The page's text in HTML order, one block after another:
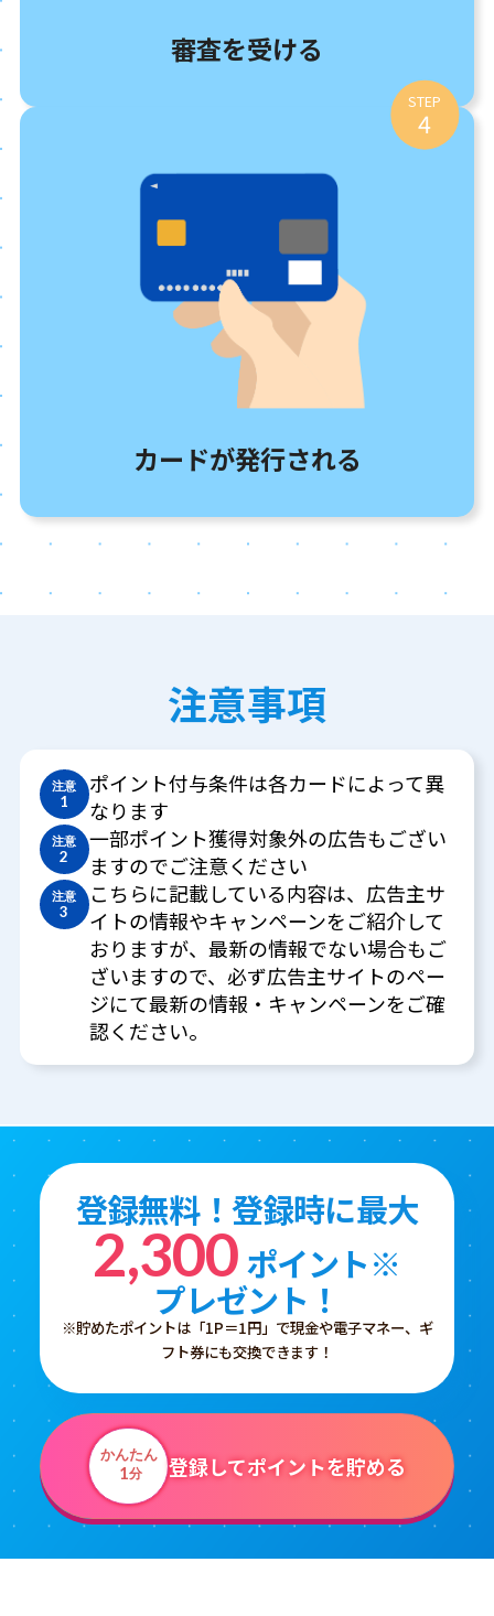
審査を受ける
STEP
4
カードが発行される
注意事項
注意
1
ポイント付与条件は各カードによって異
なります
注意
2
一部ポイント獲得対象外の広告もござい
ますのでご注意ください
注意
3
こちらに記載している内容は、広告主サ
イトの情報やキャンペーンをご紹介して
おりますが、最新の情報でない場合もご
ざいますので、必ず広告主サイトのペー
ジにて最新の情報・キャンペーンをご確
認ください。
登録無料！登録時に最大
2,300ポイント※
プレゼント！
※貯めたポイントは「1P＝1円」で現金や電子マネー、ギ
フト券にも交換できます！
かんたん
1分 登録してポイントを貯める